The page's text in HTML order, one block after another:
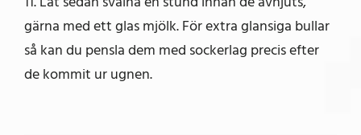
gärna med ett glas mjölk. För extra glansiga bullar
så kan du pensla dem med sockerlag precis efter
de kommit ur ugnen.